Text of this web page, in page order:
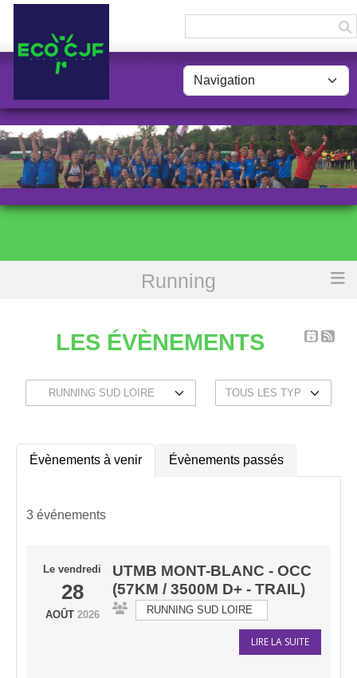
Running
Les évènements
LES ÉVÈNEMENTS
Évènements à venir Évènements passés
3 événements
Le vendredi
28
AOÛT 2026
UTMB MONT-BLANC - OCC
(57KM / 3500M D+ - TRAIL)
RUNNING SUD LOIRE
LIRE LA SUITE